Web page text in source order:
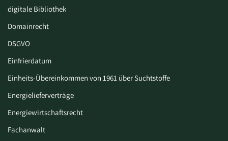
digitale Bibliothek
Domainrecht
DSGVO
Einfrierdatum
Einheits-Übereinkommen von 1961 über Suchtstoffe
Energielieferverträge
Energiewirtschaftsrecht
Fachanwalt